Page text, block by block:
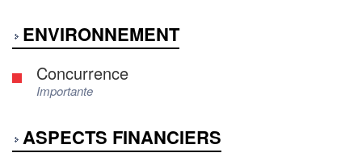
ENVIRONNEMENT
Concurrence
Importante
ASPECTS FINANCIERS